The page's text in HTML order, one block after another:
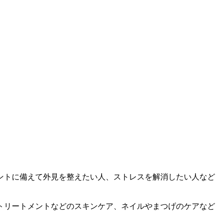
に備えて外見を整えたい人、ストレスを解消したい人など
ートメントなどのスキンケア、ネイルやまつげのケアなど